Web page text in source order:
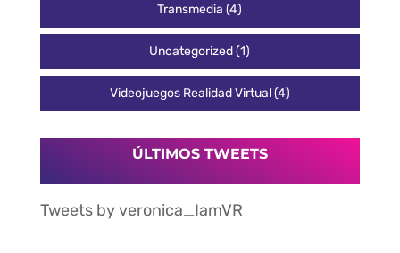
Transmedia (4)
Uncategorized(1)
Videojuegos Realidad Virtual(4)
ÚLTIMOS TWEETS
Tweets by veronica_IamVR